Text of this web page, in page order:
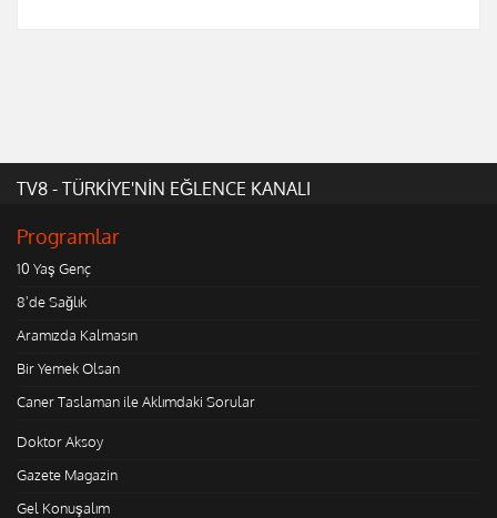
TV8 - TÜRKİYE'NİN EĞLENCE KANALI
Programlar
10 Yaş Genç
8'de Sağlık
Aramızda Kalmasın
Bir Yemek Olsan
Caner Taslaman ile Aklımdaki Sorular
Doktor Aksoy
Gazete Magazin
Gel Konuşalım